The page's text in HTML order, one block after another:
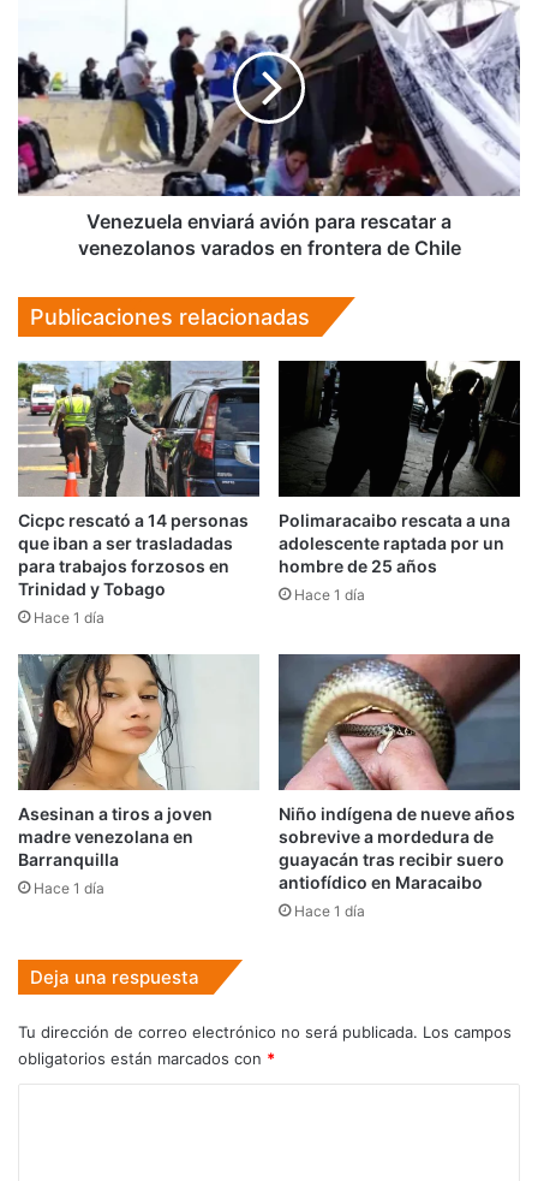
para
rescatar
a
venezolanos
varados
en
Venezuela enviará avión para rescatar a
venezolanos varados en frontera de Chile
Publicaciones relacionadas
Cicpc rescató a 14 personas
que iban a ser trasladadas
para trabajos forzosos en
Trinidad y Tobago
Hace 1 día
Polimaracaibo rescata a una
adolescente raptada por un
hombre de 25 años
Hace 1 día
Asesinan a tiros a joven
madre venezolana en
Barranquilla
Hace 1 día
Niño indígena de nueve años
sobrevive a mordedura de
guayacán tras recibir suero
antiofídico en Maracaibo
Hace 1 día
Deja una respuesta
Tu dirección de correo electrónico no será publicada. Los campos
obligatorios están marcados con *